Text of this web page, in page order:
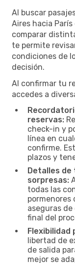
Al buscar
Aires hacia
comparar
te permite
condiciones de
decisión.
Al confirmar tu
accedes a
reservas:
check-in y
línea en
confirme.
plazos y
Detalles
sorpresas:
todas las
pormenores
aseguras
final del
Flexibilidad
libertad de
de salida
mejor se